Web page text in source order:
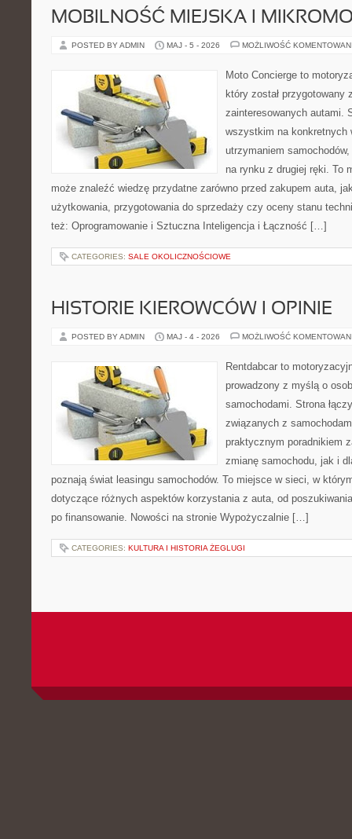
MOBILNOŚĆ MIEJSKA I
POSTED BY ADMIN MAJ - 5 - 2026 MOŻLIWOŚĆ
Moto Concierge to
który został przygotowany
zainteresowanych autami.
wszystkim na konkretnych
utrzymaniem
na rynku z drugiej ręki. To
może znaleźć wiedzę przydatne zarówno przed zakupem auta,
użytkowania, przygotowania do sprzedaży czy oceny stanu
też: Oprogramowanie i Sztuczna Inteligencja i Łączność […]
CATEGORIES: SALE OKOLICZNOŚCIOWE
HISTORIE KIEROWCÓW I OPINIE
POSTED BY ADMIN MAJ - 4 - 2026 MOŻLIWOŚĆ
Rentdabcar to
prowadzony z myślą o
samochodami. Strona
związanych z
praktycznym poradnikiem
zmianę samochodu, jak i
poznają świat leasingu samochodów. To miejsce w sieci, w
dotyczące różnych aspektów korzystania z auta, od
po finansowanie. Nowości na stronie Wypożyczalnie […]
CATEGORIES: KULTURA I HISTORIA ŻEGLUGI